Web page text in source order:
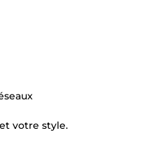
votre style.